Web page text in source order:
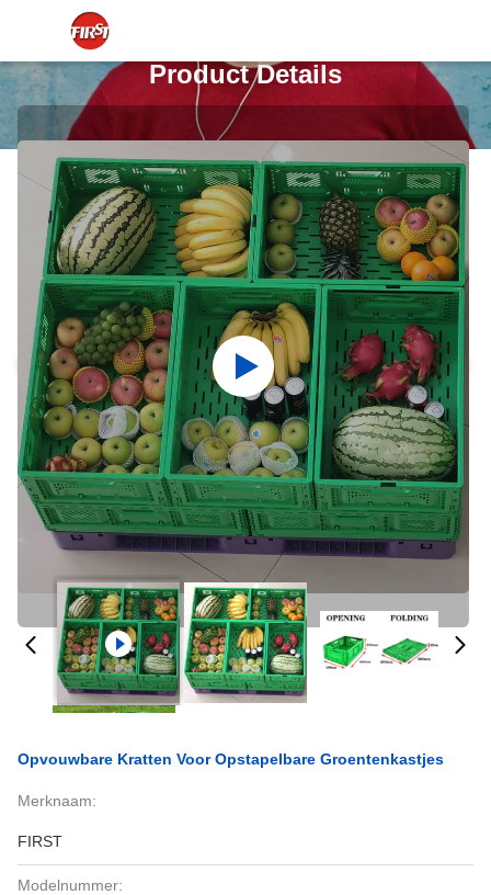
Product Details
Opvouwbare Kratten Voor Opstapelbare Groentenkastjes
Merknaam:
FIRST
Modelnummer: